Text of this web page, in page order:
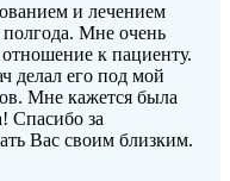
и лечением
полгода. Мне очень
к пациенту.
делал его под мой
Мне кажется была
Спасибо за
Вас своим близким.